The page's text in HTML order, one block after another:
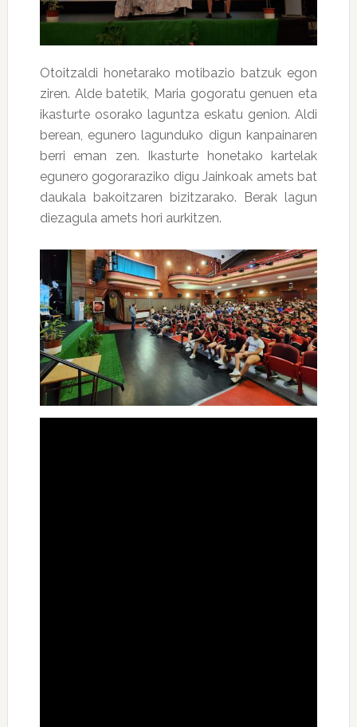
Otoitzaldi honetarako motibazio batzuk egon
ziren. Alde batetik, Maria gogoratu genuen eta
ikasturte osorako laguntza eskatu genion. Aldi
berean, egunero lagunduko digun kanpainaren
berri eman zen. Ikasturte honetako kartelak
egunero gogoraraziko digu Jainkoak amets bat
daukala bakoitzaren bizitzarako. Berak lagun
diezagula amets hori aurkitzen.